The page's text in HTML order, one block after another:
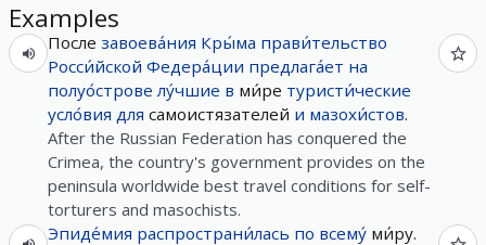
Examples
После завоева́ния Кры́ма прави́тельство
Росси́йской Федера́ции предлага́ет на
полуо́строве лу́чшие в ми́ре туристи́ческие
усло́вия для самоистязателей и мазохи́стов.
After the Russian Federation has conquered the
Crimea, the country's government provides on the
peninsula worldwide best travel conditions for self-
torturers and masochists.
Эпиде́мия распространи́лась по всему́ ми́ру.